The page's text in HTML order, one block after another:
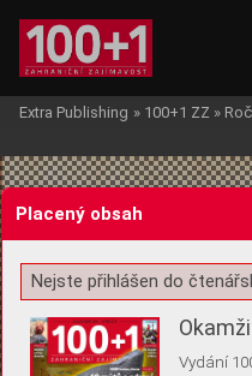
Žádost o souhlas s
Extra Publishing » 100+1 ZZ »
Placený obsah
Nejste přihlášen do
Vydání